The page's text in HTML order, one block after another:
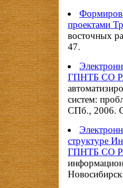
проектами
восточных
47.
ГПНТБ СО
систем:
СПб., 2006.
структуре
ГПНТБ СО